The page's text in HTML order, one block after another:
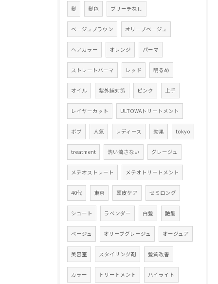
髪 髪色 ブリーチなし
ベージュブラウン オリーブベージュ
ヘアカラー オレンジ パーマ
ストレートパーマ レッド 明るめ
オイル 紫外線対策 ピンク 上手
レイヤーカット ULTOWAトリートメント
ボブ 人気 レディース 効果 tokyo
treatment 洗い流さない グレージュ
メテオストレート メテオトリートメント
40代 東京 頭皮ケア セミロング
ショート ラベンダー 白髪 艶髪
ベージュ オリーブグレージュ オージュア
美容室 スタイリング剤 髪質改善
カラー トリートメント ハイライト